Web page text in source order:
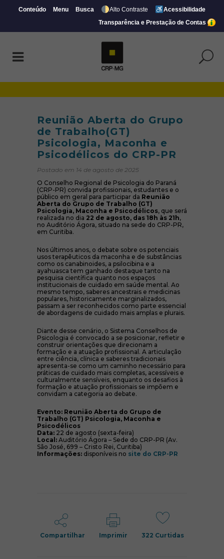
Conteúdo Menu Busca Alto Contraste
Acessibilidade
Transparência e Prestação de Contas
Reunião Aberta do Grupo
de Trabalho(GT)
Psicologia, Maconha e
Psicodélicos do CRP-PR
Postado em 14 de agosto de 2025
O Conselho Regional de Psicologia do Paraná
(CRP-PR) convida profissionais, estudantes e o
público em geral para participar da Reunião
Aberta do Grupo de Trabalho (GT)
Psicologia, Maconha e Psicodélicos, que será
realizada no dia 22 de agosto, das 18h às 21h,
no Auditório Ágora, situado na sede do CRP-PR,
em Curitiba.
Nos últimos anos, o debate sobre os potenciais
usos terapêuticos da maconha e de substâncias
como os canabinoides, a psilocibina e a
ayahuasca tem ganhado destaque tanto na
pesquisa científica quanto nos espaços
institucionais de cuidado em saúde mental. Ao
mesmo tempo, saberes ancestrais e medicinas
populares, historicamente marginalizados,
passam a ser reconhecidos como parte essencial
de abordagens de cuidado mais amplas e plurais.
Diante desse cenário, o Sistema Conselhos de
Psicologia é convocado a se posicionar, refletir e
construir orientações que direcionam a
formação e a atuação profissional. A articulação
entre ciência, clínica e saberes tradicionais
apresenta-se como um caminho necessário para
práticas de cuidado mais completas, acessíveis e
culturalmente sensíveis, enquanto os desafios à
formação e atuação profissionais se impõem e
convidam a categoria ao debate.
Evento: Reunião Aberta do Grupo de
Trabalho (GT) Psicologia, Maconha e
Psicodélicos
Data: 22 de agosto (sexta-feira)
Local: Auditório Ágora – Sede do CRP-PR (Av.
São José, 699 – Cristo Rei, Curitiba)
Informações: disponíveis no site do CRP-PR
Compartilhar Imprimir 322 Curtidas